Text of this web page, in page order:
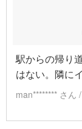
駅からの帰り
はない。隣に
man******** さん